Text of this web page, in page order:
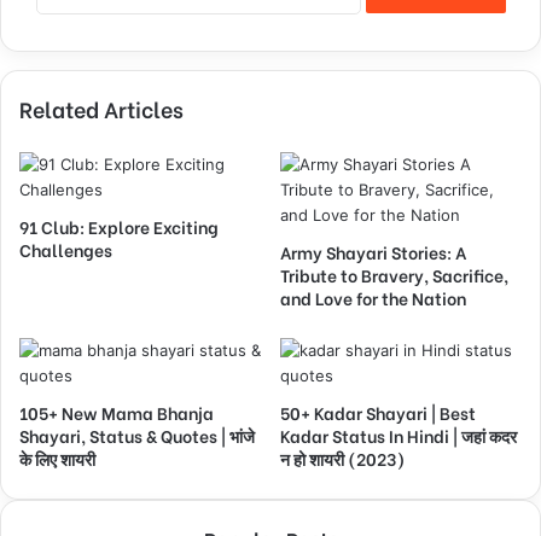
Related Articles
91 Club: Explore Exciting
Challenges
Army Shayari Stories: A
Tribute to Bravery, Sacrifice,
and Love for the Nation
105+ New Mama Bhanja
Shayari, Status & Quotes | भांजे
के लिए शायरी
50+ Kadar Shayari | Best
Kadar Status In Hindi | जहां कदर
न हो शायरी (2023)